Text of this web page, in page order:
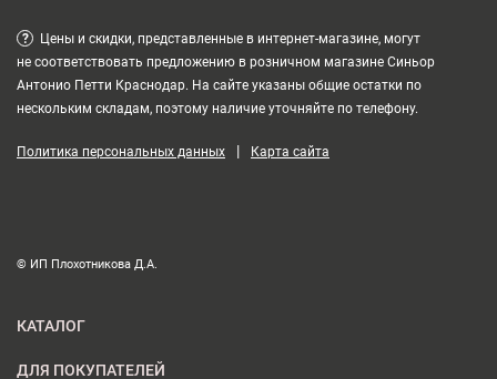
?
Цены и скидки, представленные в интернет-магазине, могут
не соответствовать предложению в розничном магазине Синьор
Антонио Петти Краснодар. На сайте указаны общие остатки по
нескольким складам, поэтому наличие уточняйте по телефону.
Политика персональных данных | Карта сайта
© ИП Плохотникова Д.А.
КАТАЛОГ
ДЛЯ ПОКУПАТЕЛЕЙ